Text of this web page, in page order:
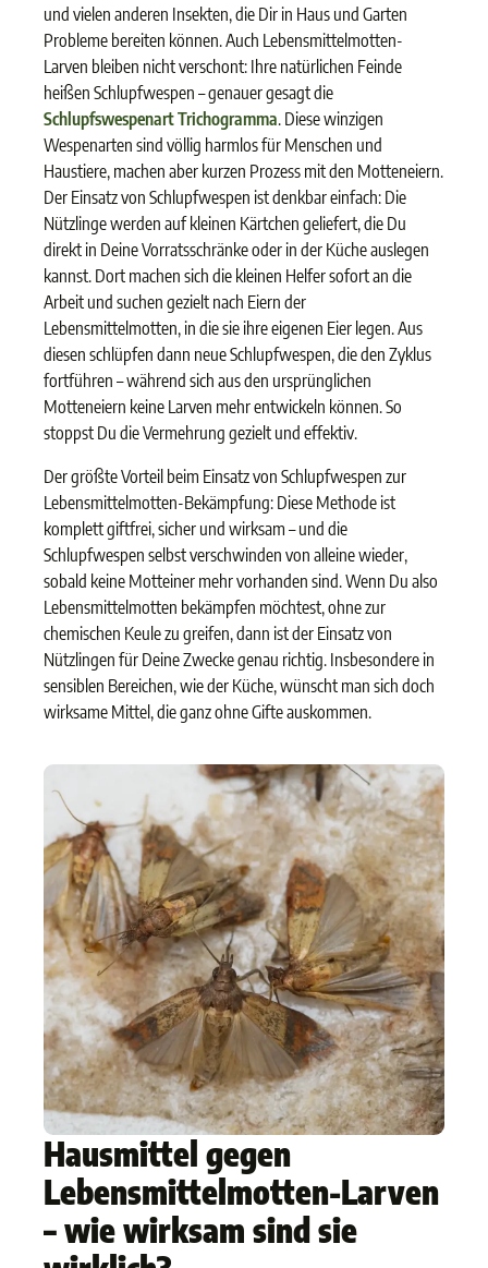
und vielen anderen Insekten, die Dir in Haus und Garten
Probleme bereiten können. Auch Lebensmittelmotten-
Larven bleiben nicht verschont: Ihre natürlichen Feinde
heißen Schlupfwespen – genauer gesagt die
Schlupfswespenart Trichogramma. Diese winzigen
Wespenarten sind völlig harmlos für Menschen und
Haustiere, machen aber kurzen Prozess mit den Motteneiern.
Der Einsatz von Schlupfwespen ist denkbar einfach: Die
Nützlinge werden auf kleinen Kärtchen geliefert, die Du
direkt in Deine Vorratsschränke oder in der Küche auslegen
kannst. Dort machen sich die kleinen Helfer sofort an die
Arbeit und suchen gezielt nach Eiern der
Lebensmittelmotten, in die sie ihre eigenen Eier legen. Aus
diesen schlüpfen dann neue Schlupfwespen, die den Zyklus
fortführen – während sich aus den ursprünglichen
Motteneiern keine Larven mehr entwickeln können. So
stoppst Du die Vermehrung gezielt und effektiv.
Der größte Vorteil beim Einsatz von Schlupfwespen zur
Lebensmittelmotten-Bekämpfung: Diese Methode ist
komplett giftfrei, sicher und wirksam – und die
Schlupfwespen selbst verschwinden von alleine wieder,
sobald keine Motteiner mehr vorhanden sind. Wenn Du also
Lebensmittelmotten bekämpfen möchtest, ohne zur
chemischen Keule zu greifen, dann ist der Einsatz von
Nützlingen für Deine Zwecke genau richtig. Insbesondere in
sensiblen Bereichen, wie der Küche, wünscht man sich doch
wirksame Mittel, die ganz ohne Gifte auskommen.
Hausmittel gegen
Lebensmittelmotten-Larven
– wie wirksam sind sie